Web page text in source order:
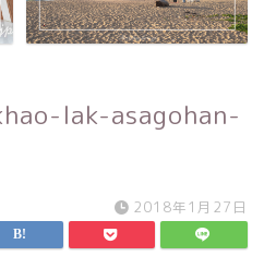
lak-asagohan-
2018年1月27日